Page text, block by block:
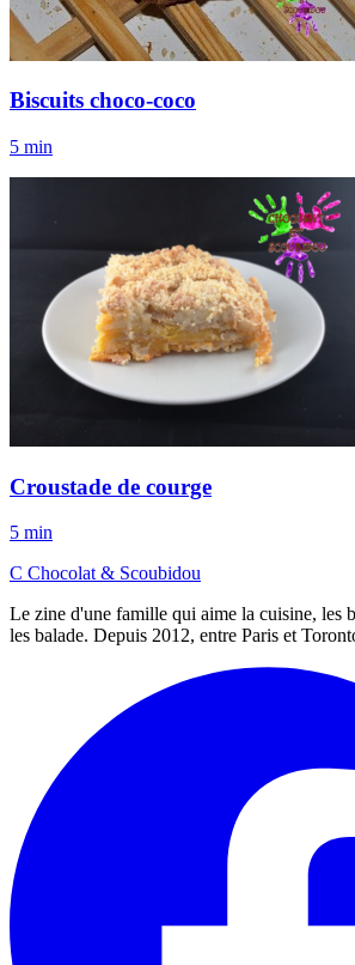
Biscuits choco-coco
5 min
Croustade de courge
5 min
C Chocolat& Scoubidou
Le zine d'une famille qui aime la cuisine, les
les balade. Depuis 2012, entre Paris et